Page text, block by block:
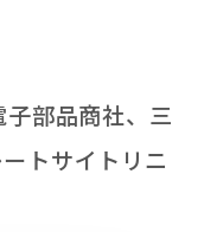
部品商社、三
トサイトリニ